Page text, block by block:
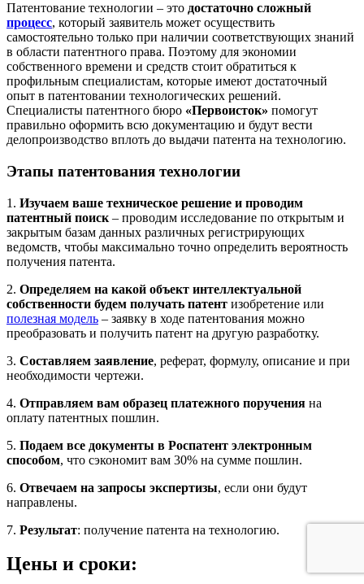
Патентование технологии – это достаточно сложный
процесс, который заявитель может осуществить
самостоятельно только при наличии соответствующих знаний
в области патентного права. Поэтому для экономии
собственного времени и средств стоит обратиться к
профильным специалистам, которые имеют достаточный
опыт в патентовании технологических решений.
Специалисты патентного бюро «Первоисток» помогут
правильно оформить всю документацию и будут вести
делопроизводство вплоть до выдачи патента на технологию.
Этапы патентования технологии
1. Изучаем ваше техническое решение и проводим
патентный поиск – проводим исследование по открытым и
закрытым базам данных различных регистрирующих
ведомств, чтобы максимально точно определить вероятность
получения патента.
2. Определяем на какой объект интеллектуальной
собственности будем получать патент изобретение или
полезная модель – заявку в ходе патентования можно
преобразовать и получить патент на другую разработку.
3. Составляем заявление, реферат, формулу, описание и при
необходимости чертежи.
4. Отправляем вам образец платежного поручения на
оплату патентных пошлин.
5. Подаем все документы в Роспатент электронным
способом, что сэкономит вам 30% на сумме пошлин.
6. Отвечаем на запросы экспертизы, если они будут
направлены.
7. Результат: получение патента на технологию.
Цены и сроки: